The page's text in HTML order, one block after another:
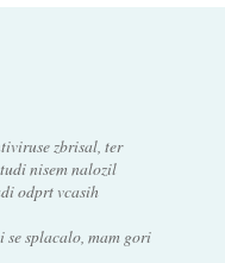
zbrisal, ter
nisem nalozil
odprt vcasih
se splacalo, mam gori